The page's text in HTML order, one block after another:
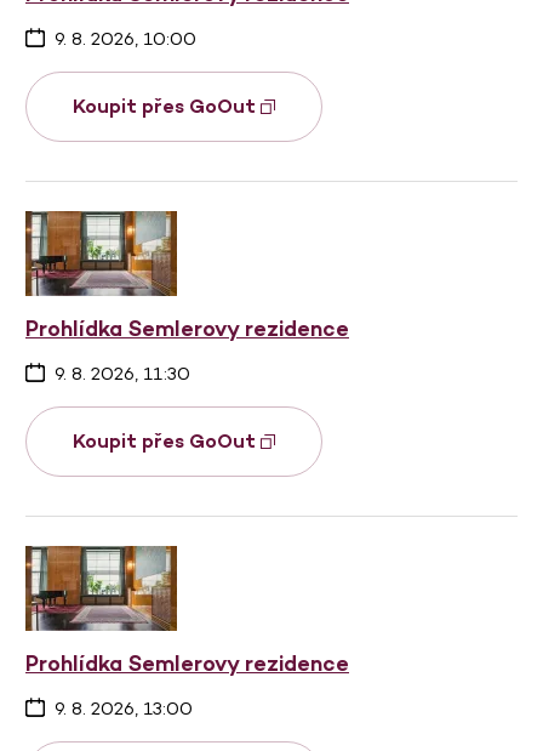
9. 8. 2026, 10:00
Koupit přes GoOut
Prohlídka Semlerovy rezidence
9. 8. 2026, 11:30
Koupit přes GoOut
Prohlídka Semlerovy rezidence
9. 8. 2026, 13:00